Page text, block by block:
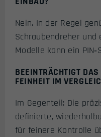
Nein. In der Regel
Schraubendreher und
Modelle kann ein
BEEINTRÄCHTIGT
FEINHEIT IM
Im Gegenteil: Die
definierte,
für feinere Kontrolle